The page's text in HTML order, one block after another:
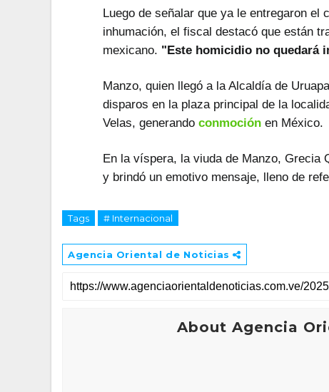
Luego de señalar que ya le entregaron
inhumación, el fiscal destacó que están
mexicano. "Este homicidio no quedará
Manzo, quien llegó a la Alcaldía de
disparos en la plaza principal de la
Velas, generandoconmoción en México.
En la víspera, la viuda de Manzo, Grecia
y brindó un emotivo mensaje, lleno de
Tags # Internacional
Agencia Oriental de Noticias
About Agencia